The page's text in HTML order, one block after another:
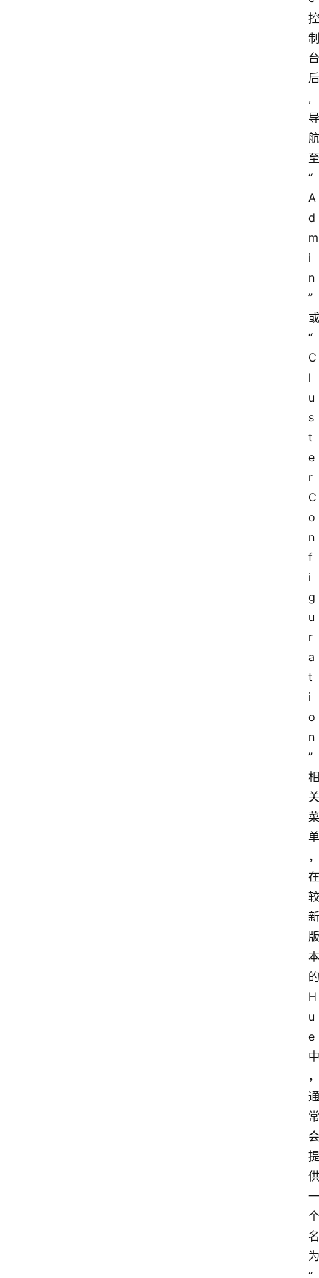
控
制
台
后
,
导
航
至
“
A
d
m
i
n
”
或
“
C
l
u
s
t
e
r
C
o
n
f
i
g
u
r
a
t
i
o
n
”
相
关
菜
单
，
在
较
新
版
本
的
H
u
e
中
，
通
常
会
提
供
一
个
名
为